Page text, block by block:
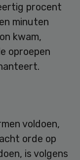
procent
minuten
kwam,
oproepen
voldoen,
orde op
is volgens